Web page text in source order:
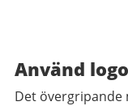
Använd
Det övergripande